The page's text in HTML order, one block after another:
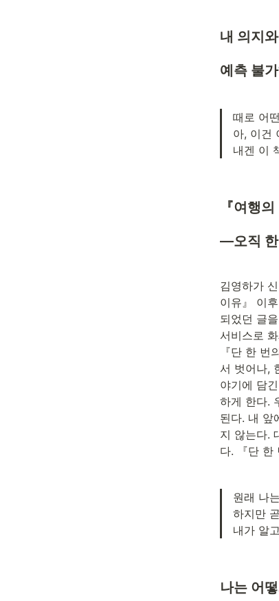
내 의지
예측 불
때로 어
아, 이건
내겐 이
『여행
—오직 한
김영하가
이유』 이
되었던 글
서비스로
『단 한 번
서 벗어나,
야기에 담
하게 한다.
된다. 내 앞
지 않는다.
다. 『단 한
원래 나
하지만
내가 알
나는 어